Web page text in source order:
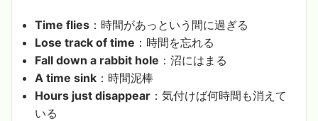
Time flies ：時間があっという間に過ぎる
Lose track of time ：時間を忘れる
Fall down a rabbit hole ：沼にはまる
A time sink ：時間泥棒
Hours just disappear ：気付けば何時間も消えて
いる